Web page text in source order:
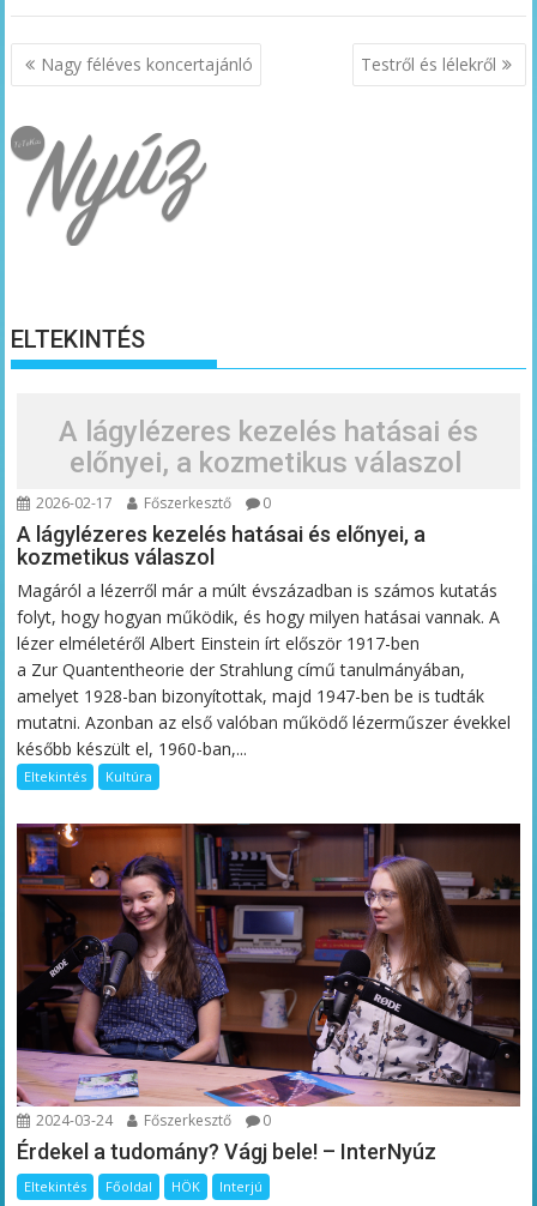
Bejegyzés
navigáció
Nagy féléves koncertajánló Testről és lélekről
ELTEKINTÉS
A lágylézeres kezelés hatásai és
előnyei, a kozmetikus válaszol
2026-02-17 Főszerkesztő 0
A lágylézeres kezelés hatásai és előnyei, a
kozmetikus válaszol
Magáról a lézerről már a múlt évszázadban is számos kutatás
folyt, hogy hogyan működik, és hogy milyen hatásai vannak. A
lézer elméletéről Albert Einstein írt először 1917-ben
a Zur Quantentheorie der Strahlung című tanulmányában,
amelyet 1928-ban bizonyítottak, majd 1947-ben be is tudták
mutatni. Azonban az első valóban működő lézerműszer évekkel
később készült el, 1960-ban,...
Eltekintés Kultúra
2024-03-24 Főszerkesztő 0
Érdekel a tudomány? Vágj bele! – InterNyúz
Eltekintés Főoldal HÖK Interjú